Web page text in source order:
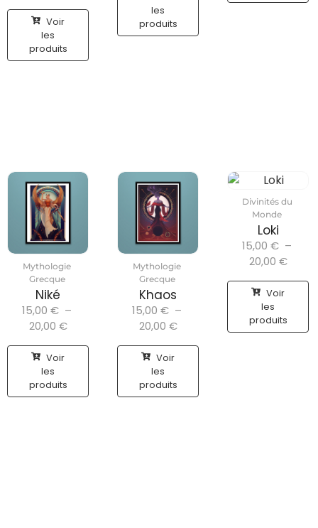
Voir
les
produits
les
produits
Mythologie
Grecque
Niké
15,00 € –
20,00 €
Voir
les
produits
Mythologie
Grecque
Khaos
15,00 € –
20,00 €
Voir
les
produits
Divinités du
Monde
Loki
15,00 € –
20,00 €
Voir
les
produits